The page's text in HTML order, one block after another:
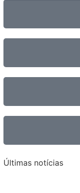
Últimas notícias